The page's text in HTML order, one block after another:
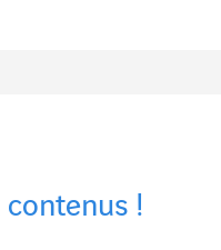
contenus !